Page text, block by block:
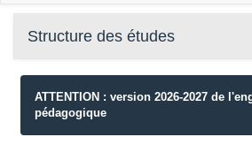
Structure des études
ATTENTION : version 2026-2027 de
pédagogique